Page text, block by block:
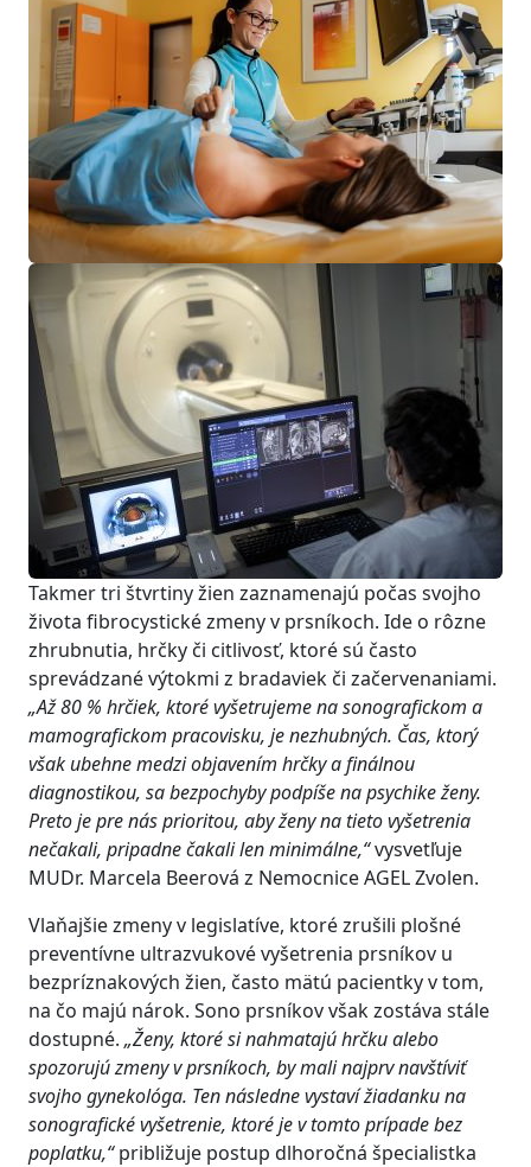
Takmer tri štvrtiny žien zaznamenajú počas svojho
života fibrocystické zmeny v prsníkoch. Ide o rôzne
zhrubnutia, hrčky či citlivosť, ktoré sú často
sprevádzané výtokmi z bradaviek či začervenaniami.
„Až 80 % hrčiek, ktoré vyšetrujeme na sonografickom a
mamografickom pracovisku, je nezhubných. Čas, ktorý
však ubehne medzi objavením hrčky a finálnou
diagnostikou, sa bezpochyby podpíše na psychike ženy.
Preto je pre nás prioritou, aby ženy na tieto vyšetrenia
nečakali, pripadne čakali len minimálne,“vysvetľuje
MUDr. Marcela Beerová z Nemocnice AGEL Zvolen.
Vlaňajšie zmeny v legislatíve, ktoré zrušili plošné
preventívne ultrazvukové vyšetrenia prsníkov u
bezpríznakových žien, často mätú pacientky v tom,
na čo majú nárok. Sono prsníkov však zostáva stále
dostupné. „Ženy, ktoré si nahmatajú hrčku alebo
spozorujú zmeny v prsníkoch, by mali najprv navštíviť
svojho gynekológa. Ten následne vystaví žiadanku na
sonografické vyšetrenie, ktoré je v tomto prípade bez
poplatku,“približuje postup dlhoročná špecialistka